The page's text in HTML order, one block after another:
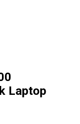
Laptop